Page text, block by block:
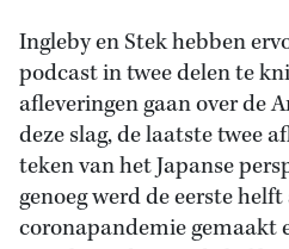
Ingleby en Stek hebben
podcast in twee delen te
afleveringen gaan over de
deze slag, de laatste twee
teken van het Japanse
genoeg werd de eerste
coronapandemie gemaakt